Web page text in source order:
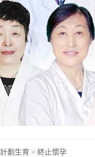
計劃生育 > 終止懷孕